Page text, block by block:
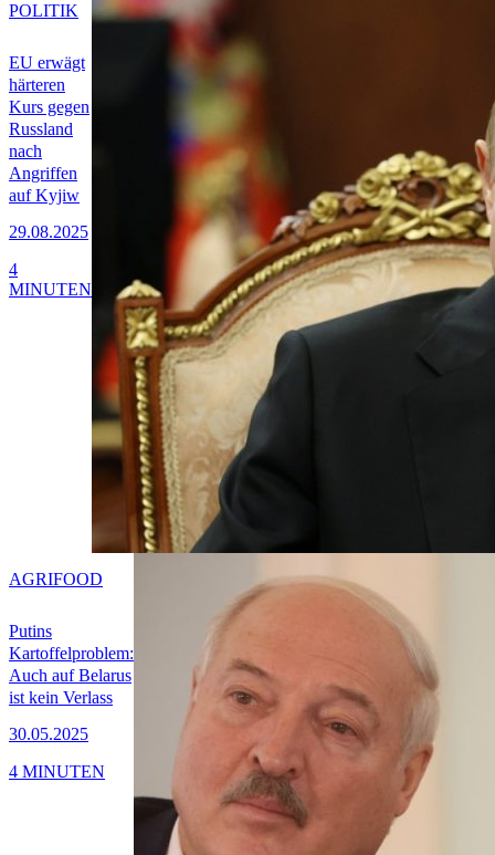
EU erwägt
härteren
Kurs gegen
Russland
nach
Angriffen
auf Kyjiw
29.08.2025
POLITIK
4
MINUTEN
Putins
Kartoffelproblem:
Auch auf Belarus
ist kein Verlass
30.05.2025
AGRIFOOD
4 MINUTEN